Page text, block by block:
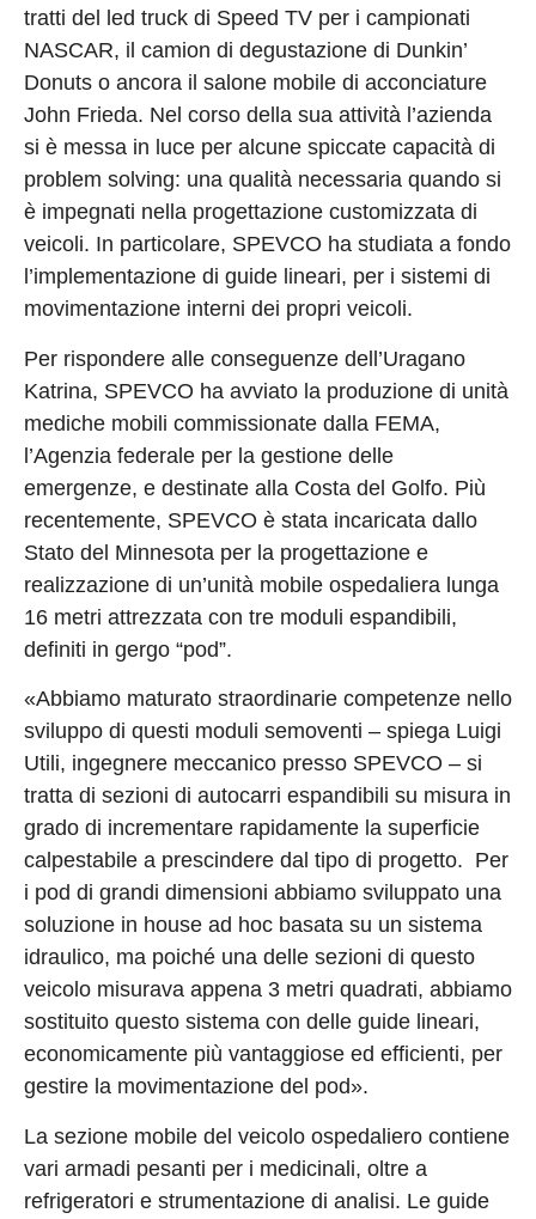
tratti del led truck di Speed TV per i campionati
NASCAR, il camion di degustazione di Dunkin’
Donuts o ancora il salone mobile di acconciature
John Frieda. Nel corso della sua attività l’azienda
si è messa in luce per alcune spiccate capacità di
problem solving: una qualità necessaria quando si
è impegnati nella progettazione customizzata di
veicoli. In particolare, SPEVCO ha studiata a fondo
l’implementazione di guide lineari, per i sistemi di
movimentazione interni dei propri veicoli.
Per rispondere alle conseguenze dell’Uragano
Katrina, SPEVCO ha avviato la produzione di unità
mediche mobili commissionate dalla FEMA,
l’Agenzia federale per la gestione delle
emergenze, e destinate alla Costa del Golfo. Più
recentemente, SPEVCO è stata incaricata dallo
Stato del Minnesota per la progettazione e
realizzazione di un’unità mobile ospedaliera lunga
16 metri attrezzata con tre moduli espandibili,
definiti in gergo “pod”.
«Abbiamo maturato straordinarie competenze nello
sviluppo di questi moduli semoventi – spiega Luigi
Utili, ingegnere meccanico presso SPEVCO – si
tratta di sezioni di autocarri espandibili su misura in
grado di incrementare rapidamente la superficie
calpestabile a prescindere dal tipo di progetto. Per
i pod di grandi dimensioni abbiamo sviluppato una
soluzione in house ad hoc basata su un sistema
idraulico, ma poiché una delle sezioni di questo
veicolo misurava appena 3 metri quadrati, abbiamo
sostituito questo sistema con delle guide lineari,
economicamente più vantaggiose ed efficienti, per
gestire la movimentazione del pod».
La sezione mobile del veicolo ospedaliero contiene
vari armadi pesanti per i medicinali, oltre a
refrigeratori e strumentazione di analisi. Le guide